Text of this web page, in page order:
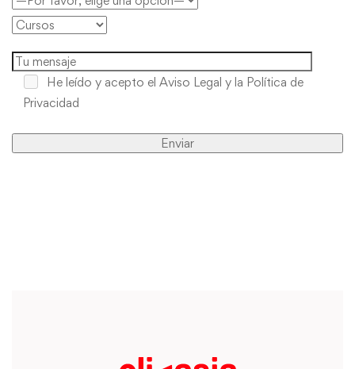
He leído y acepto el Aviso Legal y la Política de
Privacidad